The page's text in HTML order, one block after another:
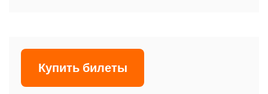
Купить билеты